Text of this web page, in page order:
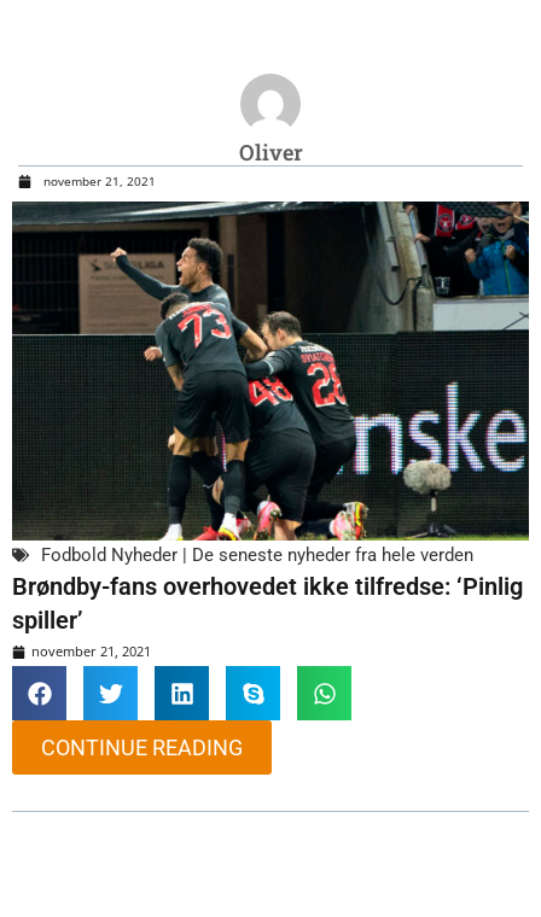
Oliver
november 21, 2021
Fodbold Nyheder | De seneste nyheder fra hele verden
Brøndby-fans overhovedet ikke tilfredse: ‘Pinlig
spiller’
november 21, 2021
CONTINUE READING